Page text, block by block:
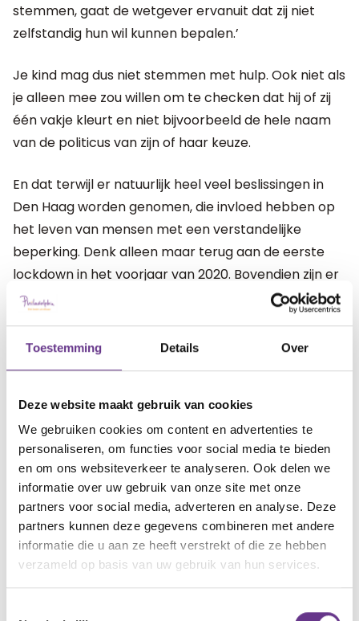
Toestemming Details Over
Deze website maakt gebruik van cookies
We gebruiken cookies om content en advertenties te
personaliseren, om functies voor social media te bieden
en om ons websiteverkeer te analyseren. Ook delen we
informatie over uw gebruik van onze site met onze
partners voor social media, adverteren en analyse. Deze
partners kunnen deze gegevens combineren met andere
informatie die u aan ze heeft verstrekt of die ze hebben
verzameld op basis van uw gebruik van hun services.
stemmen, gaat de wetgever ervanuit dat zij niet
zelfstandig hun wil kunnen bepalen.’
Je kind mag dus niet stemmen met hulp. Ook niet als
je alleen mee zou willen om te checken dat hij of zij
één vakje kleurt en niet bijvoorbeeld de hele naam
van de politicus van zijn of haar keuze.
En dat terwijl er natuurlijk heel veel beslissingen in
Den Haag worden genomen, die invloed hebben op
het leven van mensen met een verstandelijke
beperking. Denk alleen maar terug aan de eerste
lockdown in het voorjaar van 2020. Bovendien zijn er
ook onderwerpen waar onze 18-plussers best wel
abstract, maar het verminderen van plastic afval
Stem jij ook?
Hoe pak je dat dan aan? De enige route is door je
kind gedegen voor te bereiden. Dan gaat het om
vragen als: wat is de Tweede Kamer, wat zijn
verkiezingen, welke politieke partijen zijn er? Wat
vind ik belangrijk? Hoe doe je dat, stemmen? En in
het ideale geval, bereid je hem of haar samen met
de school, de woongroep of de dagbesteding voor.